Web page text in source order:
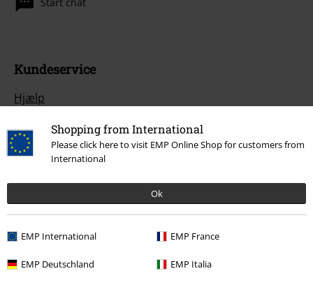
Shopping from International
Please click here to visit EMP Online Shop for customers from
International
Ok
EMP International EMP France
EMP Deutschland EMP Italia
Kundeservice
Hjælp
Returpolitik
Returnér en vare
Generel størrelsesguide
Betalingsmuligheder